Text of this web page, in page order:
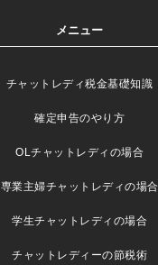
メニュー
チャットレディ税金基礎知識
確定申告のやり方
OLチャットレディの場合
専業主婦チャットレディの場合
学生チャットレディの場合
チャットレディーの節税術